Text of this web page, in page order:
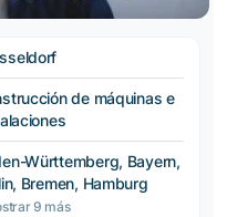
de máquinas e
Württemberg, Bayern,
Bremen, Hamburg
9 más